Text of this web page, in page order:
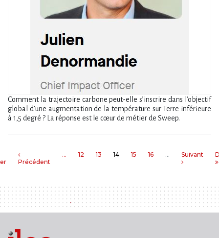
Comment la trajectoire carbone peut-elle s’inscrire dans l’objectif
global d’une augmentation de la température sur Terre inférieure
à 1,5 degré ? La réponse est le cœur de métier de Sweep.
Précédent
… 12 13 14 15 16 … Suivant